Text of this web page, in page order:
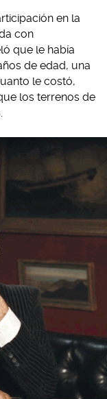
en la
con
que le había
de edad, una
le costó,
los terrenos de